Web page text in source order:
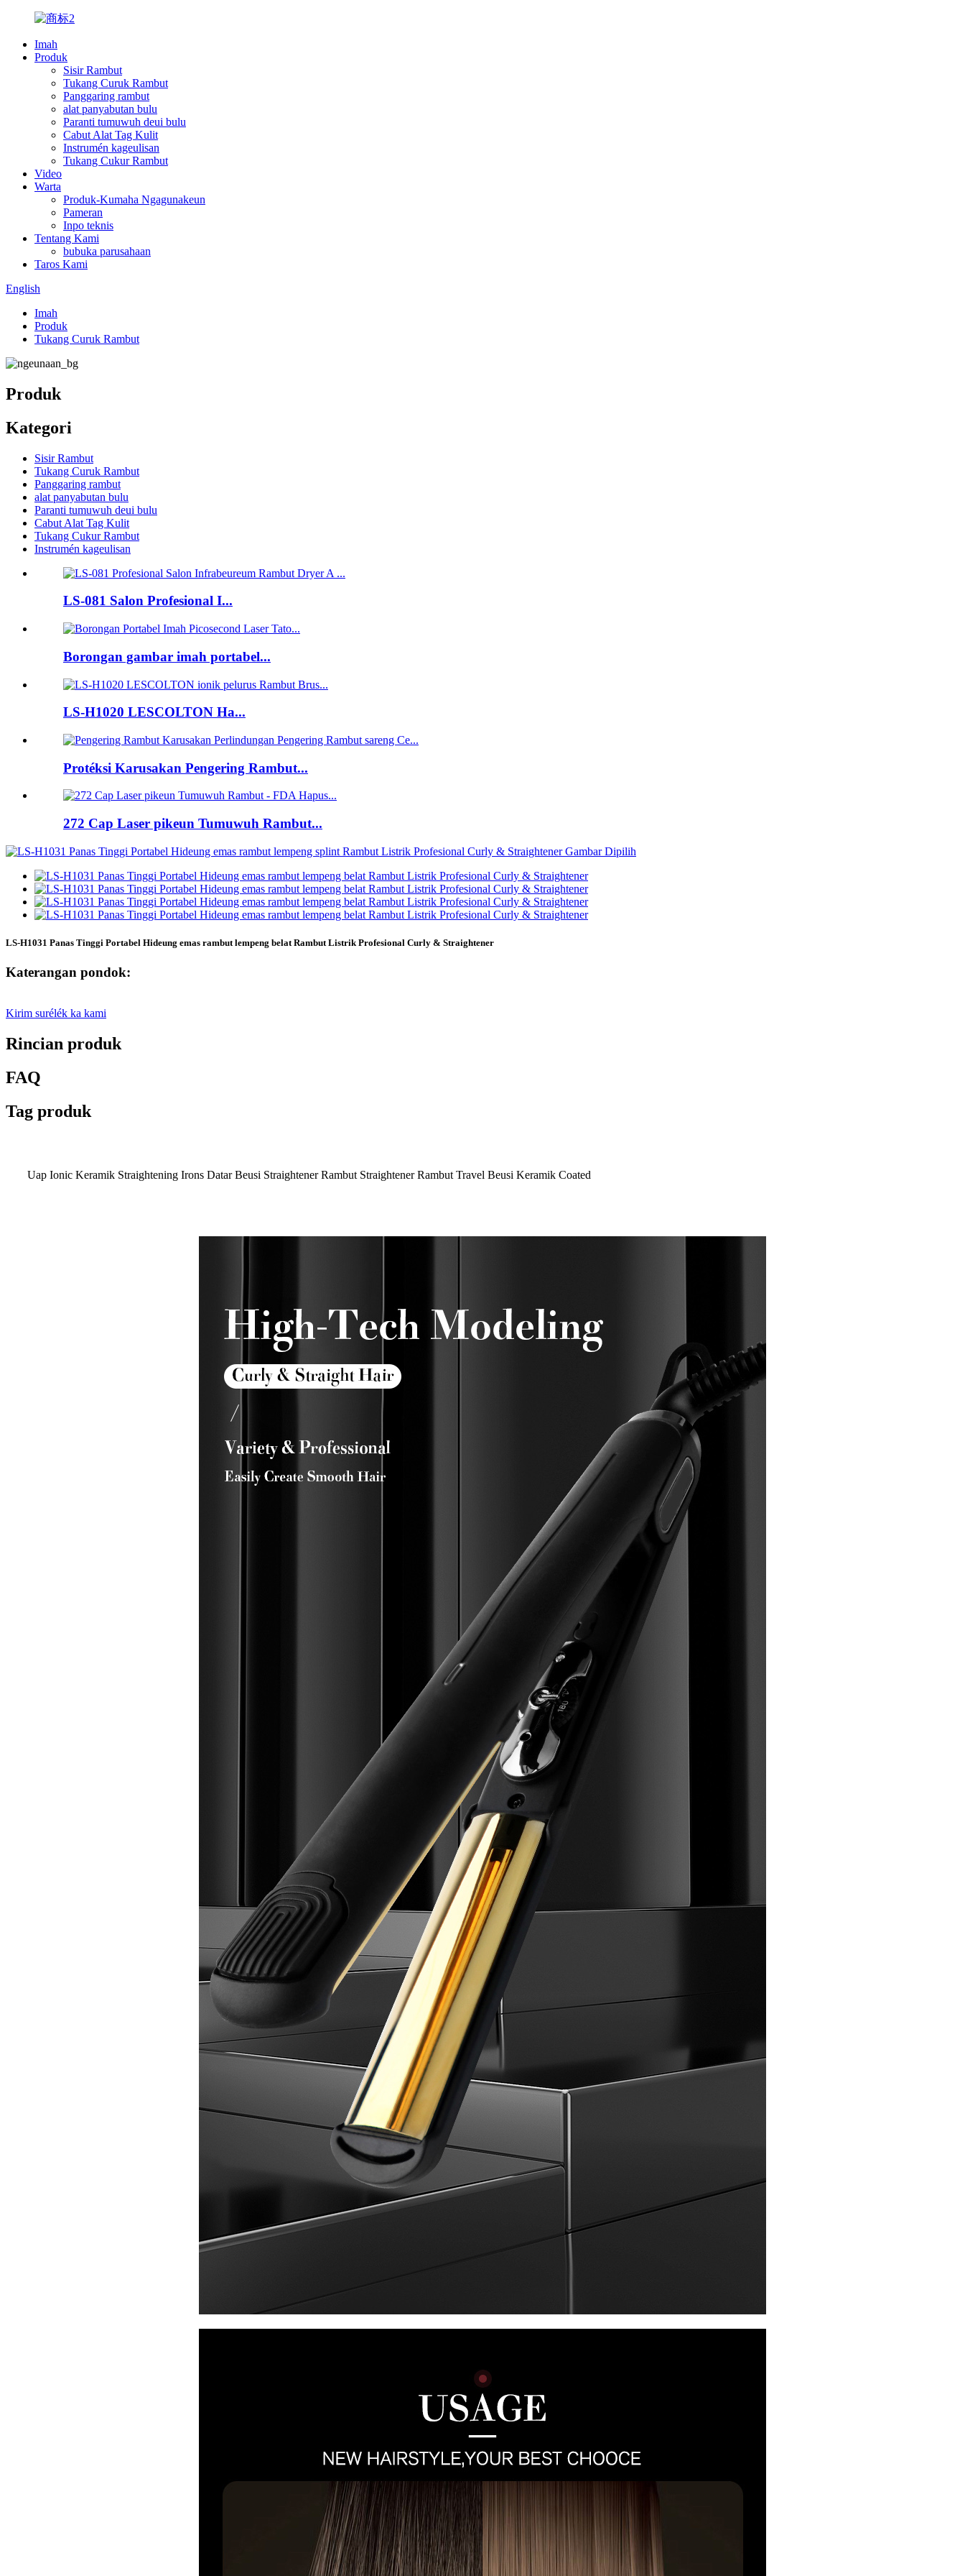
Imah
Produk
Sisir Rambut
Tukang Curuk Rambut
Panggaring rambut
alat panyabutan bulu
Paranti tumuwuh deui bulu
Cabut Alat Tag Kulit
Instrumén kageulisan
Tukang Cukur Rambut
Video
Warta
Produk-Kumaha Ngagunakeun
Pameran
Inpo teknis
Tentang Kami
bubuka parusahaan
Taros Kami
English
Imah
Produk
Tukang Curuk Rambut
Produk
Kategori
Sisir Rambut
Tukang Curuk Rambut
Panggaring rambut
alat panyabutan bulu
Paranti tumuwuh deui bulu
Cabut Alat Tag Kulit
Tukang Cukur Rambut
Instrumén kageulisan
LS-081 Salon Profesional I...
Borongan gambar imah portabel...
LS-H1020 LESCOLTON Ha...
Protéksi Karusakan Pengering Rambut...
272 Cap Laser pikeun Tumuwuh Rambut...
LS-H1031 Panas Tinggi Portabel Hideung emas rambut lempeng belat Rambut Listrik Profesional Curly & Straightener
Katerangan pondok:
Kirim surélék ka kami
Rincian produk
FAQ
Tag produk
Uap Ionic Keramik Straightening Irons Datar Beusi Straightener Rambut Straightener Rambut Travel Beusi Keramik Coated